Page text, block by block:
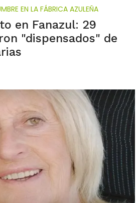
EN LA FÁBRICA AZULEÑA
en Fanazul: 29
"dispensados" de